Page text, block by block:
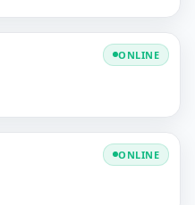
ONLINE
ONLINE